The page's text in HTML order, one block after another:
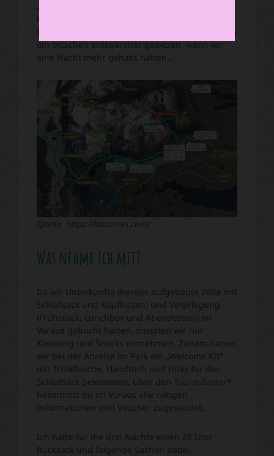
„Francés“ zu „Paine Grande“ ist sehr flach und
kurz), hätten wir es am letzten Tag zum „Sector
Grey“ schaffen können. Generell wäre es einfach
ein bisschen entspannter gewesen, wenn wir
eine Nacht mehr gehabt hätten…
Quelle: https://lastorres.com/
Was nehme ich mit?
Da wir Unterkünfte (bereits aufgebaute Zelte mit
Schlafsack und Kopfkissen) und Verpflegung
(Frühstück, Lunchbox und Abendessen) im
Voraus gebucht hatten, mussten wir nur
Kleidung und Snacks mitnehmen. Zudem haben
wir bei der Anreise im Park ein „Welcome Kit“
mit Trinkflasche, Handtuch und Inlay für den
Schlafsack bekommen. Über den Touranbieter *
bekommst du im Voraus alle nötigen
Informationen und Voucher zugesendet.
Ich hatte für die drei Nächte einen 28 Liter
Rucksack und folgende Sachen dabei: